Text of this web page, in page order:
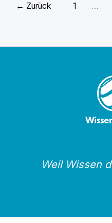
← Zurück 1 …
Weil Wissen